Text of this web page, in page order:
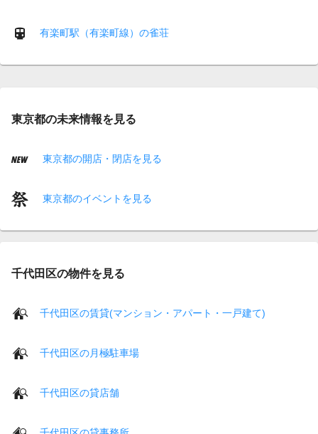
有楽町駅（有楽町線）の雀荘
東京都の未来情報を見る
東京都の開店・閉店を見る
東京都のイベントを見る
千代田区の物件を見る
千代田区の賃貸(マンション・アパート・一戸建て)
千代田区の月極駐車場
千代田区の貸店舗